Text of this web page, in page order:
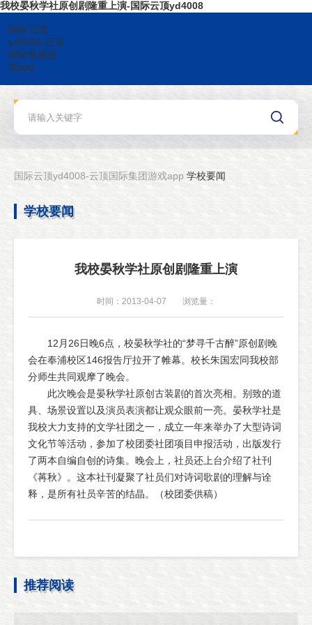
我校晏秋学社原创剧隆重上演-国际云顶yd4008
国际云顶
yd4008-云顶
国际集团游
戏app
国际云顶yd4008-云顶国际集团游戏app 学校要闻
学校要闻
我校晏秋学社原创剧隆重上演
时间：2013-04-07 浏览量：
12月26日晚6点，校晏秋学社的“梦寻千古醉”原创剧晚
会在奉浦校区146报告厅拉开了帷幕。校长朱国宏同我校部
分师生共同观摩了晚会。
此次晚会是晏秋学社原创古装剧的首次亮相。别致的道
具、场景设置以及演员表演都让观众眼前一亮。晏秋学社是
我校大力支持的文学社团之一，成立一年来举办了大型诗词
文化节等活动，参加了校团委社团项目申报活动，出版发行
了两本自编自创的诗集。晚会上，社员还上台介绍了社刊
《苒秋》。这本社刊凝聚了社员们对诗词歌剧的理解与诠
释，是所有社员辛苦的结晶。（校团委供稿）
推荐阅读